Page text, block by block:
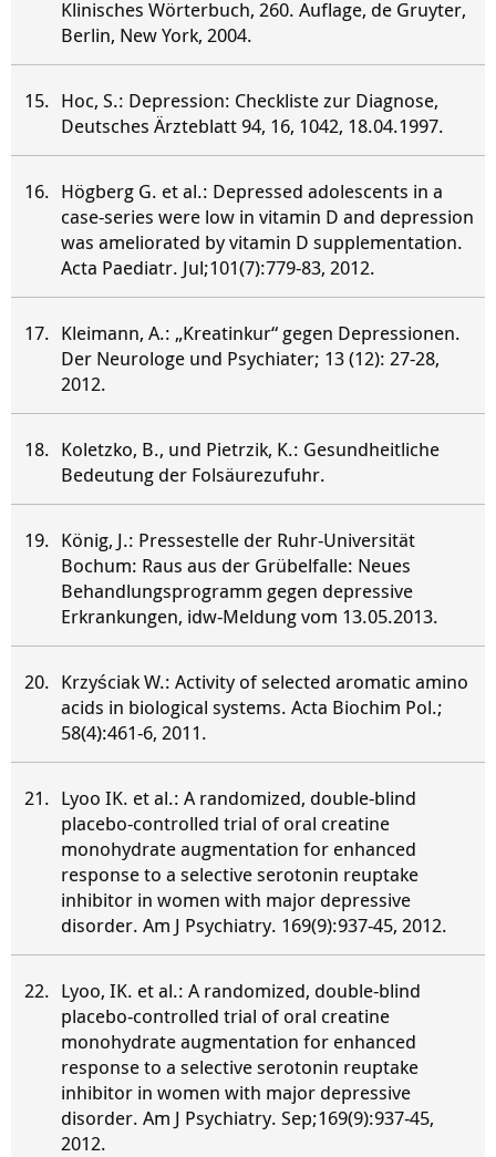
Klinisches Wörterbuch, 260. Auflage, de Gruyter,
Berlin, New York, 2004.
Hoc, S.: Depression: Checkliste zur Diagnose,
Deutsches Ärzteblatt 94, 16, 1042, 18.04.1997.
Högberg G. et al.: Depressed adolescents in a
case-series were low in vitamin D and depression
was ameliorated by vitamin D supplementation.
Acta Paediatr. Jul;101(7):779-83, 2012.
Kleimann, A.: „Kreatinkur“ gegen Depressionen.
Der Neurologe und Psychiater; 13 (12): 27-28,
2012.
Koletzko, B., und Pietrzik, K.: Gesundheitliche
Bedeutung der Folsäurezufuhr.
König, J.: Pressestelle der Ruhr-Universität
Bochum: Raus aus der Grübelfalle: Neues
Behandlungsprogramm gegen depressive
Erkrankungen, idw-Meldung vom 13.05.2013.
Krzyściak W.: Activity of selected aromatic amino
acids in biological systems. Acta Biochim Pol.;
58(4):461-6, 2011.
Lyoo IK. et al.: A randomized, double-blind
placebo-controlled trial of oral creatine
monohydrate augmentation for enhanced
response to a selective serotonin reuptake
inhibitor in women with major depressive
disorder. Am J Psychiatry. 169(9):937-45, 2012.
Lyoo, IK. et al.: A randomized, double-blind
placebo-controlled trial of oral creatine
monohydrate augmentation for enhanced
response to a selective serotonin reuptake
inhibitor in women with major depressive
disorder. Am J Psychiatry. Sep;169(9):937-45,
2012.